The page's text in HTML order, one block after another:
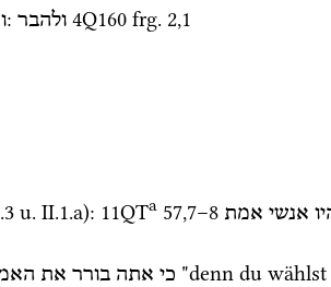
ו: ולהבר 4Q160 frg. 2,1
u. II.1.a): 11QTa 57,7–8 אנשי אמת
כי אתה בורר את
"denn du